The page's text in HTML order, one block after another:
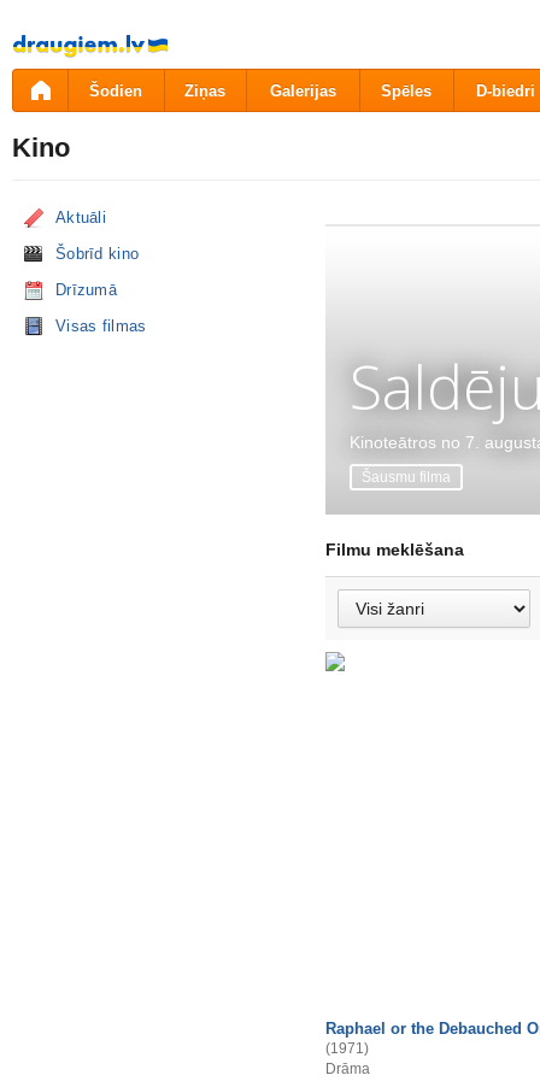
Pāriet
uz
saturu
Šodien Ziņas Galerijas Spēles D-biedri
Kino
Aktuāli
Šobrīd kino
Drīzumā
Visas filmas
Kinoteātros no 7.
Šausmu filma
Filmu meklēšana
Raphael or the Debauched
(1971)
Drāma